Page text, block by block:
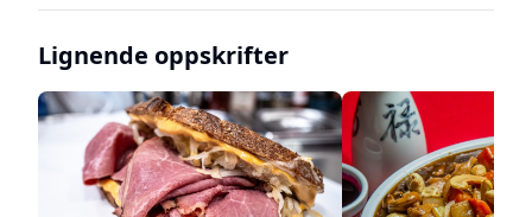
Lignende oppskrifter